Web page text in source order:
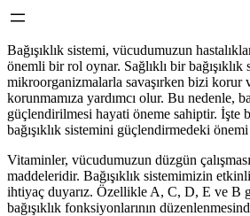
Bağışıklık sistemi, vücudumuzun
önemli bir rol oynar. Sağlıklı bir bağışıklık
mikroorganizmalarla savaşırken bizi korur
korunmamıza yardımcı olur. Bu nedenle,
güçlendirilmesi hayati öneme sahiptir. İşte
bağışıklık sistemini güçlendirmedeki
Vitaminler, vücudumuzun düzgün
maddeleridir. Bağışıklık sistemimizin
ihtiyaç duyarız. Özellikle A, C, D, E ve B
bağışıklık fonksiyonlarının